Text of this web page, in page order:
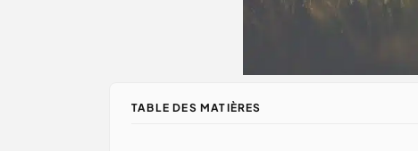
TABLE DES MATIÈRES